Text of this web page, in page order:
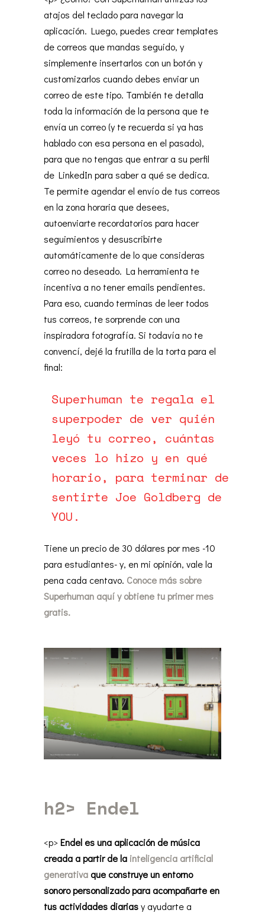
atajos del teclado para navegar la
aplicación. Luego, puedes crear templates
de correos que mandas seguido, y
simplemente insertarlos con un botón y
customizarlos cuando debes enviar un
correo de este tipo. También te detalla
toda la información de la persona que te
envía un correo (y te recuerda si ya has
hablado con esa persona en el pasado),
para que no tengas que entrar a su perfil
de LinkedIn para saber a qué se dedica.
Te permite agendar el envío de tus correos
en la zona horaria que desees,
autoenviarte recordatorios para hacer
seguimientos y desuscribirte
automáticamente de lo que consideras
correo no deseado. La herramienta te
incentiva a no tener emails pendientes.
Para eso, cuando terminas de leer todos
tus correos, te sorprende con una
inspiradora fotografía. Si todavía no te
convencí, dejé la frutilla de la torta para el
final:
Superhuman te regala el
superpoder de ver quién
leyó tu correo, cuántas
veces lo hizo y en qué
horario, para terminar de
sentirte Joe Goldberg de
YOU.
Tiene un precio de 30 dólares por mes -10
para estudiantes- y, en mi opinión, vale la
pena cada centavo. Conoce más sobre
Superhuman aquí y obtiene tu primer mes
gratis.
h2> Endel
<p>Endel es una aplicación de música
creada a partir de la inteligencia artificial
generativaque construye un entorno
sonoro personalizado para acompañarte en
tus actividades diariasy ayudarte a